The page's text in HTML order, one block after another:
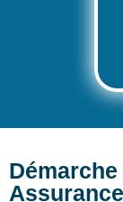
Démarche